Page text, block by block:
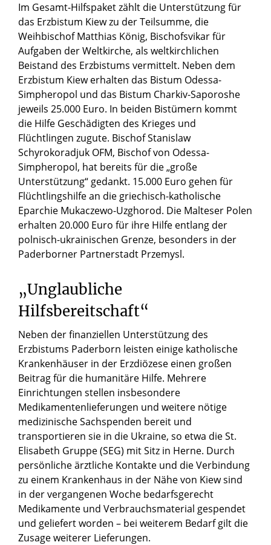
Im Gesamt-Hilfspaket zählt die Unterstützung für
das Erzbistum Kiew zu der Teilsumme, die
Weihbischof Matthias König, Bischofsvikar für
Aufgaben der Weltkirche, als weltkirchlichen
Beistand des Erzbistums vermittelt. Neben dem
Erzbistum Kiew erhalten das Bistum Odessa-
Simpheropol und das Bistum Charkiv-Saporoshe
jeweils 25.000 Euro. In beiden Bistümern kommt
die Hilfe Geschädigten des Krieges und
Flüchtlingen zugute. Bischof Stanislaw
Schyrokoradjuk OFM, Bischof von Odessa-
Simpheropol, hat bereits für die „große
Unterstützung“ gedankt. 15.000 Euro gehen für
Flüchtlingshilfe an die griechisch-katholische
Eparchie Mukaczewo-Uzghorod. Die Malteser Polen
erhalten 20.000 Euro für ihre Hilfe entlang der
polnisch-ukrainischen Grenze, besonders in der
Paderborner Partnerstadt Przemysl.
„Unglaubliche
Hilfsbereitschaft“
Neben der finanziellen Unterstützung des
Erzbistums Paderborn leisten einige katholische
Krankenhäuser in der Erzdiözese einen großen
Beitrag für die humanitäre Hilfe. Mehrere
Einrichtungen stellen insbesondere
Medikamentenlieferungen und weitere nötige
medizinische Sachspenden bereit und
transportieren sie in die Ukraine, so etwa die St.
Elisabeth Gruppe (SEG) mit Sitz in Herne. Durch
persönliche ärztliche Kontakte und die Verbindung
zu einem Krankenhaus in der Nähe von Kiew sind
in der vergangenen Woche bedarfsgerecht
Medikamente und Verbrauchsmaterial gespendet
und geliefert worden – bei weiterem Bedarf gilt die
Zusage weiterer Lieferungen.